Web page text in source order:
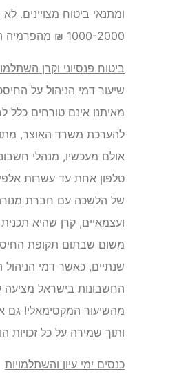
ומתנאי ביטוח
1000-2000 ₪ מהפרמיה הממוצעת לשנה הנגבית כיום בשוק בעבור פוליסות מקבילות.
ביטוח פנסיוני וקרן
שיעור דמי הניהול על
מאיתנו אינם טורחים כלל
אולם מעכשיו, מנהלי
טלפון אחת עד עשרות אלפי
של הלשכה עם חברת
משום שבתום תקופת
החשבונות בישראל מציעה
מהשיעור המקסימאלי! גם
ותוך שמירה על כל זכויות
כנסים ימי עיון והשתלמויות